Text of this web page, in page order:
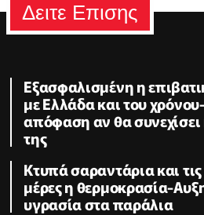
Δειτε Επισης
Εξασφαλισμένη η
με Ελλάδα και του
απόφαση αν θα
της
Κτυπά σαραντάρια και
μέρες η θερμοκρασία-
υγρασία στα παράλια